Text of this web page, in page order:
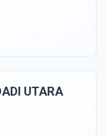
UTARA